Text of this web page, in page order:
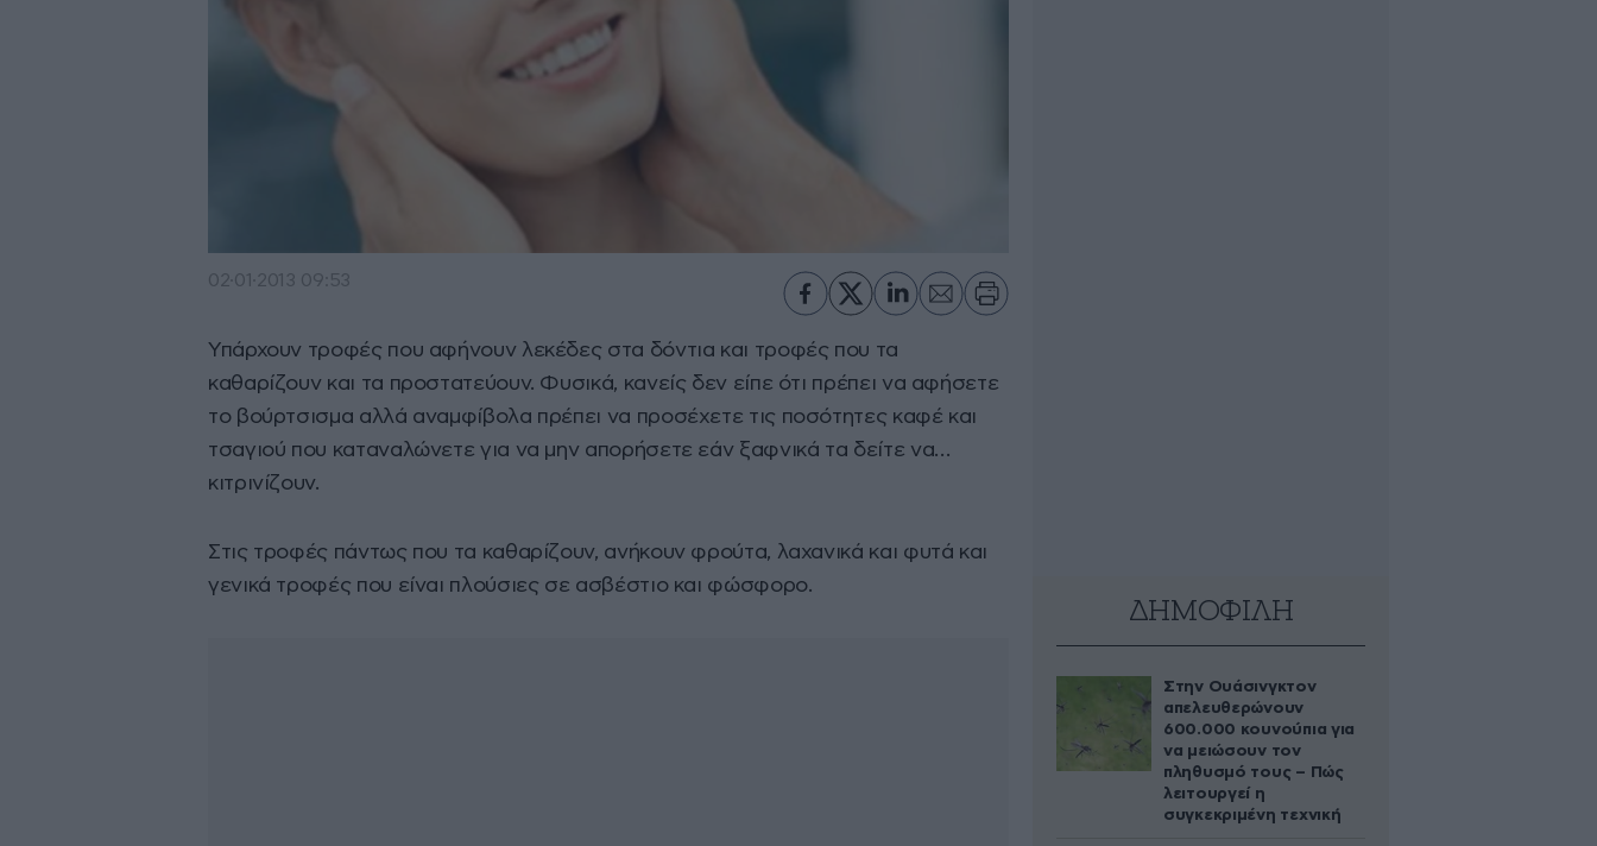
02·01·2013 09:53
Υπάρχουν τροφές που αφήνουν λεκέδες στα δόντια και τροφές που τα
καθαρίζουν και τα προστατεύουν. Φυσικά, κανείς δεν είπε ότι πρέπει να αφήσετε
το βούρτσισμα αλλά αναμφίβολα πρέπει να προσέχετε τις ποσότητες καφέ και
τσαγιού που καταναλώνετε για να μην απορήσετε εάν ξαφνικά τα δείτε να…
κιτρινίζουν.
Στις τροφές πάντως που τα καθαρίζουν, ανήκουν φρούτα, λαχανικά και φυτά και
γενικά τροφές που είναι πλούσιες σε ασβέστιο και φώσφορο.
ΔΗΜΟΦΙΛΗ
Στην Ουάσινγκτον
απελευθερώνουν
600.000 κουνούπια για
να μειώσουν τον
πληθυσμό τους – Πώς
λειτουργεί η
συγκεκριμένη τεχνική